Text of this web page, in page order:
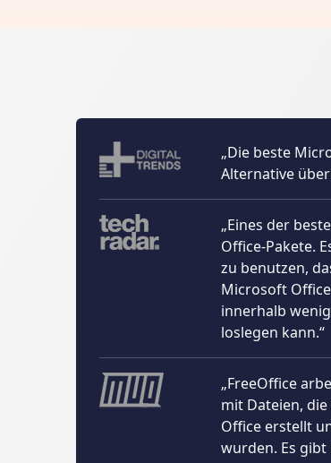
„Die beste
Alternative
„Eines der
Office-Pakete.
zu benutzen,
Microsoft
innerhalb
loslegen kann.“
„FreeOffice
mit Dateien,
Office erstellt
wurden. Es gibt